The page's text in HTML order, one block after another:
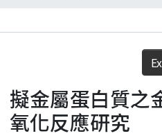
Statistics
擬金屬蛋白質之
氧化反應研究